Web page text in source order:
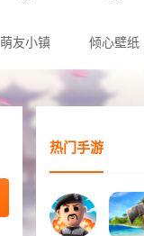
萌友小镇 倾心壁纸
热门手游